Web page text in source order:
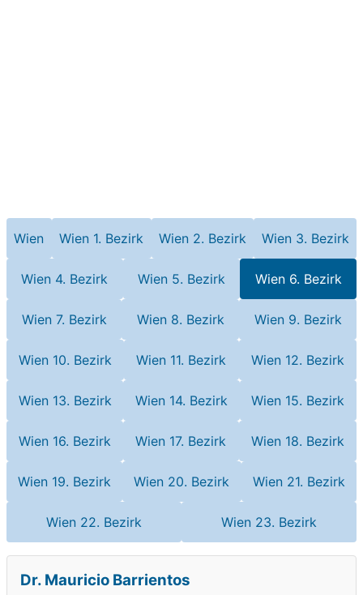
Wien Wien 1. Bezirk Wien 2. Bezirk Wien 3. Bezirk
Wien 4. Bezirk Wien 5. Bezirk Wien 6. Bezirk
Wien 7. Bezirk Wien 8. Bezirk Wien 9. Bezirk
Wien 10. Bezirk Wien 11. Bezirk Wien 12. Bezirk
Wien 13. Bezirk Wien 14. Bezirk Wien 15. Bezirk
Wien 16. Bezirk Wien 17. Bezirk Wien 18. Bezirk
Wien 19. Bezirk Wien 20. Bezirk Wien 21. Bezirk
Wien 22. Bezirk Wien 23. Bezirk
Dr. Mauricio Barrientos